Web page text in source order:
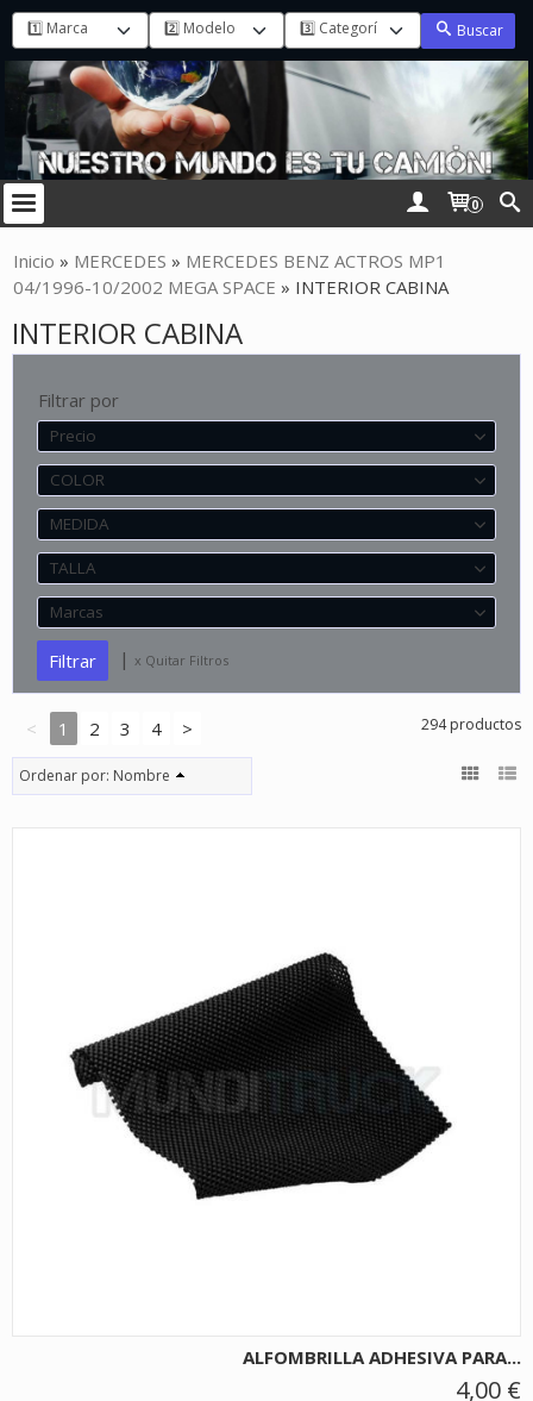
Buscar
0
Inicio » MERCEDES » MERCEDES BENZ ACTROS MP1
04/1996-10/2002 MEGA SPACE » INTERIOR CABINA
INTERIOR CABINA
Filtrar por
Precio
COLOR
MEDIDA
TALLA
Marcas
| x Quitar Filtros
< 1 2 3 4 > 294 productos
Ordenar por: Nombre
ALFOMBRILLA ADHESIVA PARA...
4,00 €